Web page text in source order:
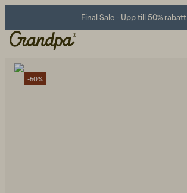
Final Sale - Upp till 50% rabatt
-50%